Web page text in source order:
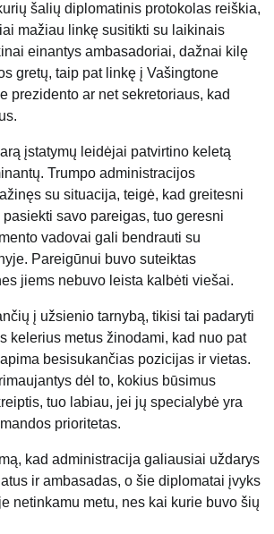
šalių diplomatinis protokolas reiškia,
mažiau linkę susitikti su laikinais
einantys ambasadoriai, dažnai kilę
gretų, taip pat linkę į Vašingtone
prezidento ar net sekretoriaus, kad
įstatymų leidėjai patvirtino keletą
Trumpo administracijos
su situacija, teigė, kad greitesni
savo pareigas, tuo geresni
vadovai gali bendrauti su
Pareigūnui buvo suteiktas
jiems nebuvo leista kalbėti viešai.
į užsienio tarnybą, tikisi tai padaryti
kelerius metus žinodami, kad nuo pat
besisukančias pozicijas ir vietas.
dėl to, kokius būsimus
tuo labiau, jei jų specialybė yra
prioritetas.
kad administracija galiausiai uždarys
ir ambasadas, o šie diplomatai įvyks
netinkamu metu, nes kai kurie buvo šių